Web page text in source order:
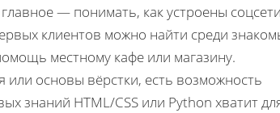
— понимать, как устроены
клиентов можно найти среди
местному кафе или магазину.
или основы вёрстки, есть возможность
знаний HTML/CSS или Python хватит